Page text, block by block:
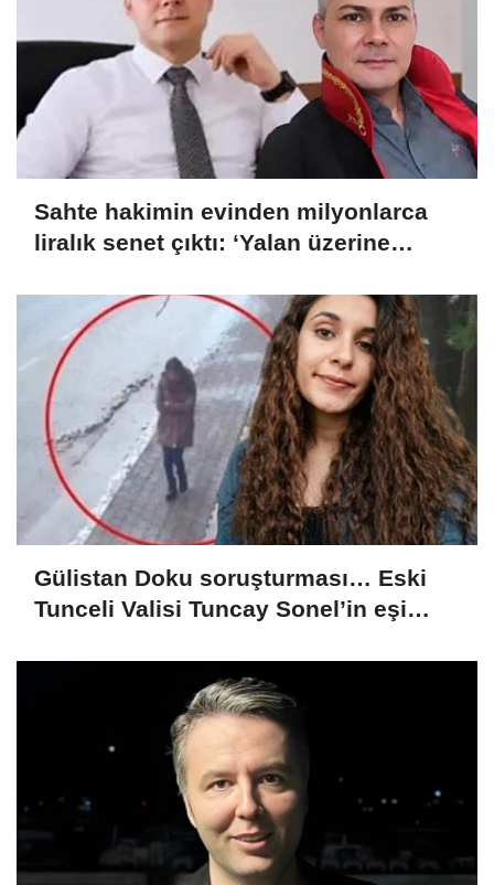
Sahte hakimin evinden milyonlarca
liralık senet çıktı: ‘Yalan üzerine
Gülistan Doku soruşturması… Eski
Tunceli Valisi Tuncay Sonel’in eşi